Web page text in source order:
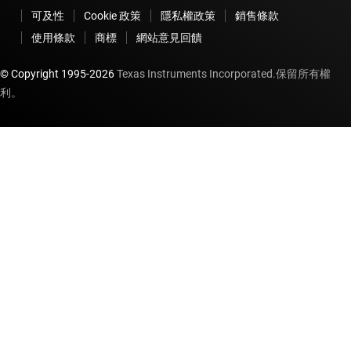
可及性 Cookie 政策 隱私權政策
銷售條款
使用條款
商標 網站意見回饋
© Copyright 1995-2026Texas Instruments Incorporated.保留所有權
利。